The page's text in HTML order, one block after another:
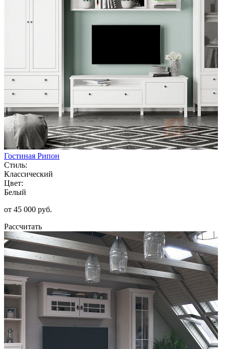
Гостиная Рипон
Стиль:
Классический
Цвет:
Белый
от 45 000 руб.
Рассчитать